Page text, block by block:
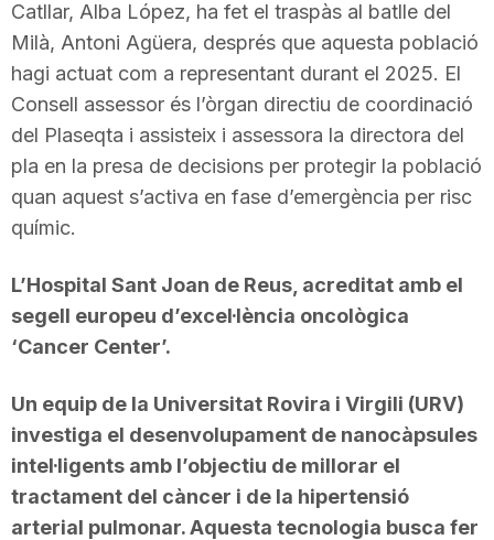
a
g
n
a
Catllar, Alba López, ha fet el traspàs al batlle del
Milà, Antoni Agüera, després que aquesta població
hagi actuat com a representant durant el 2025. El
Consell assessor és l’òrgan directiu de coordinació
del Plaseqta i assisteix i assessora la directora del
pla en la presa de decisions per protegir la població
quan aquest s’activa en fase d’emergència per risc
químic.
L’Hospital Sant Joan de Reus, acreditat amb el
segell europeu d’excel·lència oncològica
‘Cancer Center’.
Un equip de la Universitat Rovira i Virgili (URV)
investiga el desenvolupament de nanocàpsules
intel·ligents amb l’objectiu de millorar el
tractament del càncer i de la hipertensió
arterial pulmonar. Aquesta tecnologia busca fer